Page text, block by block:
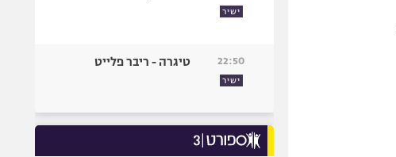
ישיר
22:50
ישיר
טיגרה - ריבר פלייט